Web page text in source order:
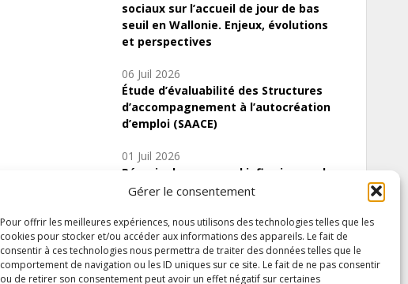
Gérer le consentement
Pour offrir les meilleures expériences, nous utilisons des technologies telles que les
cookies pour stocker et/ou accéder aux informations des appareils. Le fait de
consentir à ces technologies nous permettra de traiter des données telles que le
comportement de navigation ou les ID uniques sur ce site. Le fait de ne pas consentir
ou de retirer son consentement peut avoir un effet négatif sur certaines
sociaux sur l’accueil de jour de bas
seuil en Wallonie. Enjeux, évolutions
et perspectives
06 Juil 2026
Étude d’évaluabilité des Structures
d’accompagnement à l’autocréation
d’emploi (SAACE)
01 Juil 2026
Pénurie du personnel infirmier :quels
indicateurs d’offre de soins pour
Inscrivez-vous à notre newsletter